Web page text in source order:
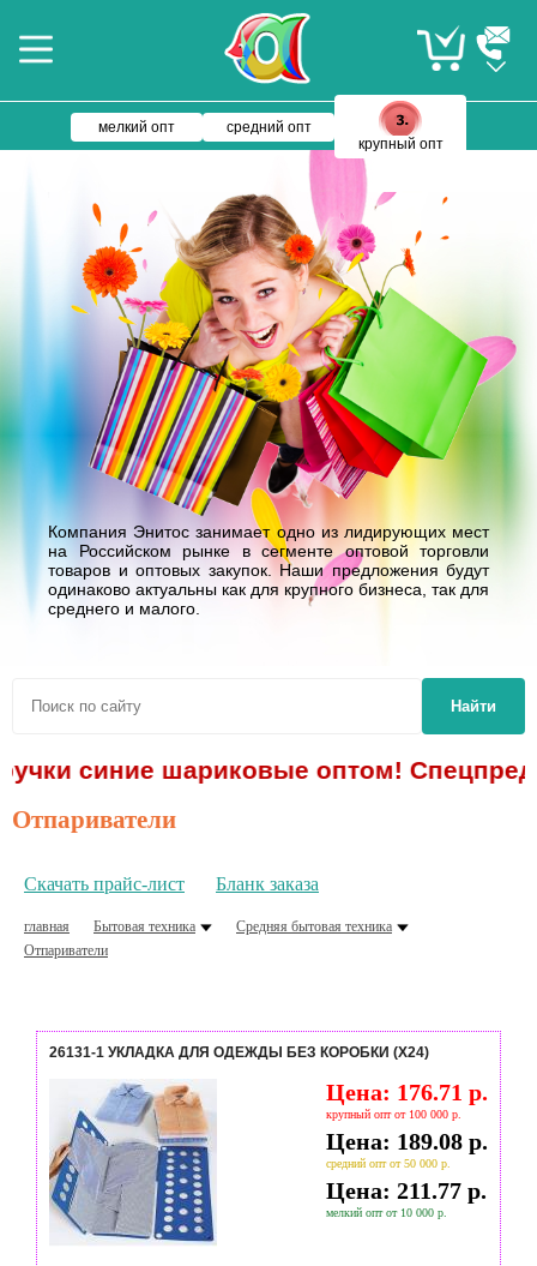
мелкий опт
средний опт
крупный опт
Компания Энитос занимает одно из лидирующих мест
на Российском рынке в сегменте оптовой торговли
товаров и оптовых закупок. Наши предложения будут
одинаково актуальны как для крупного бизнеса, так для
среднего и малого.
Найти
синие шариковые оптом!
Отпариватели
Скачать прайс-лист Бланк заказа
главная Бытовая техника
Средняя бытовая техника
Отпариватели
26131-1 УКЛАДКА ДЛЯ ОДЕЖДЫ БЕЗ КОРОБКИ (Х24)
Цена: 176.71 р.
крупный опт от 100 000 р.
Цена: 189.08 р.
средний опт от 50 000 р.
Цена: 211.77 р.
мелкий опт от 10 000 р.